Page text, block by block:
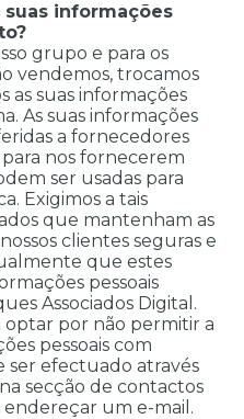
suas informações
grupo e para os
vendemos, trocamos
as suas informações
As suas informações
a fornecedores
nos fornecerem
ser usadas para
Exigimos a tais
que mantenham as
clientes seguras e
que estes
pessoais
Associados Digital.
por não permitir a
pessoais com
ser efectuado através
secção de contactos
um e-mail.